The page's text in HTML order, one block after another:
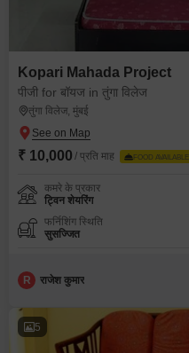
Kopari Mahada Project
पीजी for बॉयज in तुंगा विलेज
तुंगा विलेज, मुंबई
₹ 10,000 / प्रति माह FOOD AVAILABLE
कमरे के प्रकार
ट्विन शेयरिंग
फर्निशिंग स्थिति
सुसज्जित
R राजेश कुमार
5